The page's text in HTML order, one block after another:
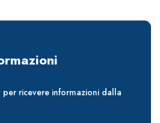
ricevere informazioni dalla